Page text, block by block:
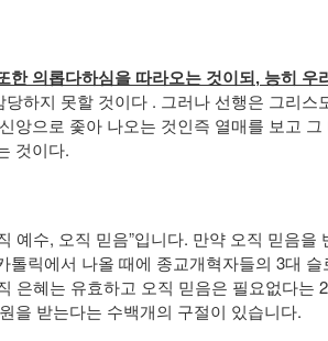
한 의롭다하심을 따라오는 것이되, 능히 우
하지 못할 것이다 . 그러나 선행은 그리스
앙으로 좇아 나오는 것인즉 열매를 보고
것이다.
예수, 오직 믿음”입니다. 만약 오직 믿음
톨릭에서 나올 때에 종교개혁자들의 3대
은혜는 유효하고 오직 믿음은 필요없다는
을 받는다는 수백개의 구절이 있습니다.